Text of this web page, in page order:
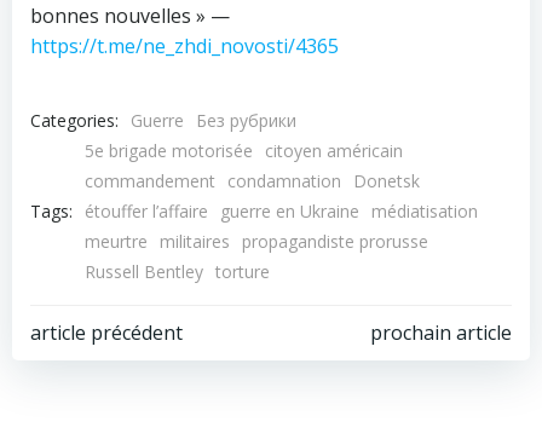
bonnes nouvelles » —
https://t.me/ne_zhdi_novosti/4365
Categories: Guerre Без рубрики
Tags:
5e brigade motorisée
citoyen américain
commandement
condamnation
Donetsk
étouffer l’affaire
guerre en Ukraine
médiatisation
meurtre
militaires
propagandiste prorusse
Russell Bentley torture
Navigation
article précédent
Navigation
prochain article